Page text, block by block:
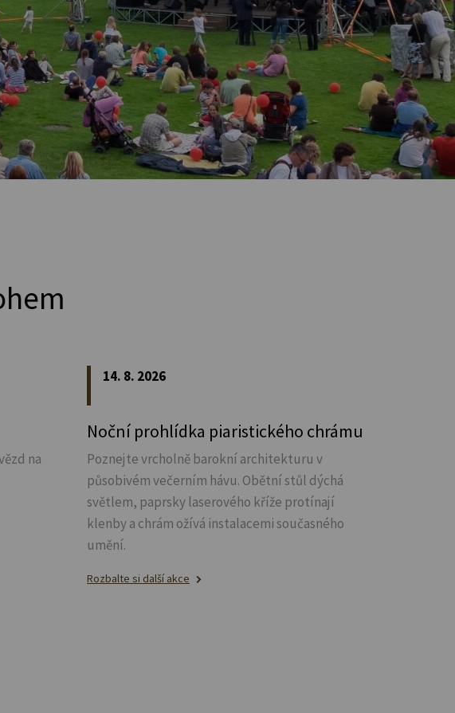
na
14. 8. 2026
Noční prohlídka piaristického chrámu
Poznejte vrcholně barokní architekturu v
působivém večerním hávu. Obětní stůl dýchá
světlem, paprsky laserového kříže protínají
klenby a chrám ožívá instalacemi současného
umění.
Rozbalte si další akce